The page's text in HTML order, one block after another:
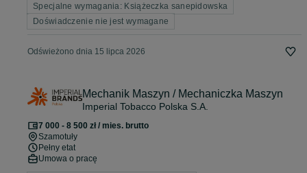
Specjalne wymagania: Książeczka sanepidowska
Doświadczenie nie jest wymagane
Odświeżono dnia 15 lipca 2026
Mechanik Maszyn / Mechaniczka Maszyn
Imperial Tobacco Polska S.A.
7 000 - 8 500 zł / mies. brutto
Szamotuły
Pełny etat
Umowa o pracę